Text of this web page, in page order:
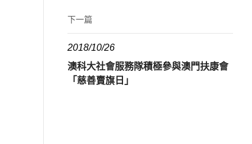
下一篇
2018/10/26
澳科大社會服務隊積極參與澳門扶康會
「慈善賣旗日」